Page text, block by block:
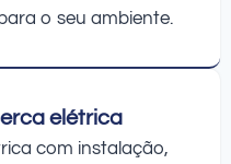
o seu ambiente.
elétrica
com instalação,